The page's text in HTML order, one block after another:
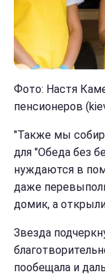
Фото: Настя
пенсионеров
"Также мы
для "Обеда без
нуждаются в
даже
домик, а
Звезда
пообещала и